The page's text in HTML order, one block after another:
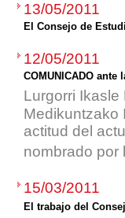
13/05/2011
El Consejo de
12/05/2011
COMUNICADO
Lurgorri
Medikuntzako
actitud del
nombrado
15/03/2011
El trabajo del